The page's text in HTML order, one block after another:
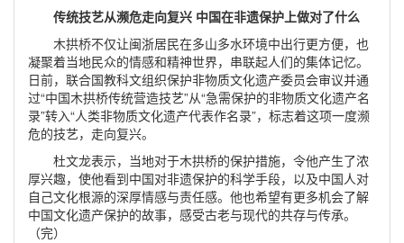
传统技艺从濒危走向复兴 中国在非遗保护上做对了什么
木拱桥不仅让闽浙居民在多山多水环境中出行更方便，也
凝聚着当地民众的情感和精神世界，串联起人们的集体记忆。
日前，联合国教科文组织保护非物质文化遗产委员会审议并通
过“中国木拱桥传统营造技艺”从“急需保护的非物质文化遗产名
录”转入“人类非物质文化遗产代表作名录”，标志着这项一度濒
危的技艺，走向复兴。
杜文龙表示，当地对于木拱桥的保护措施，令他产生了浓
厚兴趣，使他看到中国对非遗保护的科学手段，以及中国人对
自己文化根源的深厚情感与责任感。他也希望有更多机会了解
中国文化遗产保护的故事，感受古老与现代的共存与传承。
（完）